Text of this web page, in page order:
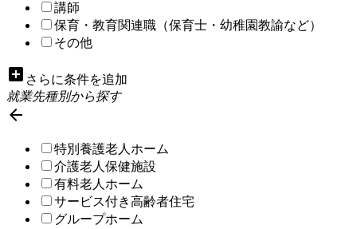
講師
保育・教育関連職（保育士・幼稚園教諭など）
その他
add_box さらに条件を追加
就業先種別から探す

特別養護老人ホーム
介護老人保健施設
有料老人ホーム
サービス付き高齢者住宅
グループホーム